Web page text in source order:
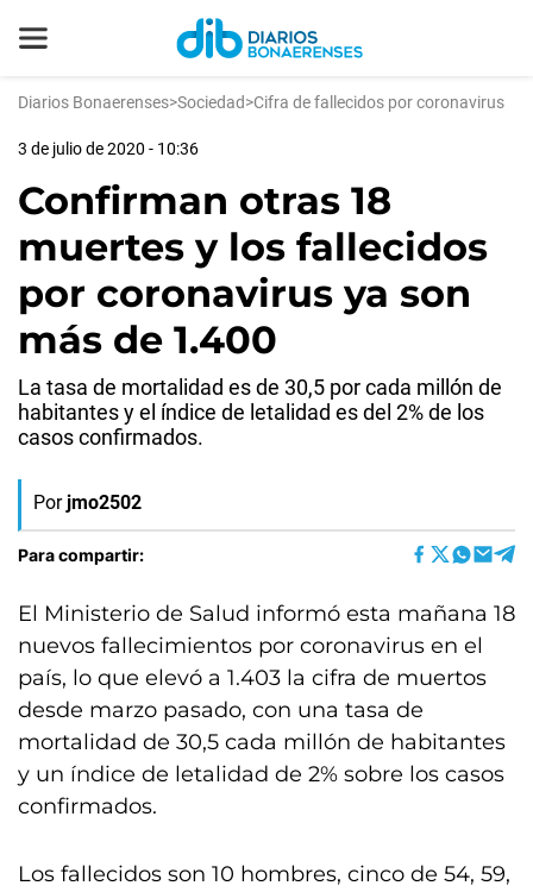
Diarios Bonaerenses>Sociedad>Cifra de fallecidos por coronavirus
3 de julio de 2020 - 10:36
Confirman otras 18
muertes y los fallecidos
por coronavirus ya son
más de 1.400
La tasa de mortalidad es de 30,5 por cada millón de
habitantes y el índice de letalidad es del 2% de los
casos confirmados.
Por jmo2502
Para compartir:
El Ministerio de Salud informó esta mañana 18
nuevos fallecimientos por coronavirus en el
país, lo que elevó a 1.403 la cifra de muertos
desde marzo pasado, con una tasa de
mortalidad de 30,5 cada millón de habitantes
y un índice de letalidad de 2% sobre los casos
confirmados.
Los fallecidos son 10 hombres, cinco de 54, 59,